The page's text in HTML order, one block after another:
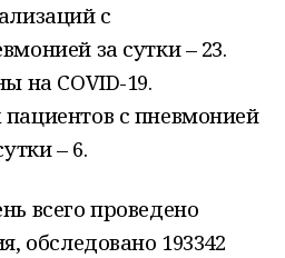
с
за сутки – 23.
на COVID-19.
с пневмонией
– 6.
всего проведено
обследовано 193342